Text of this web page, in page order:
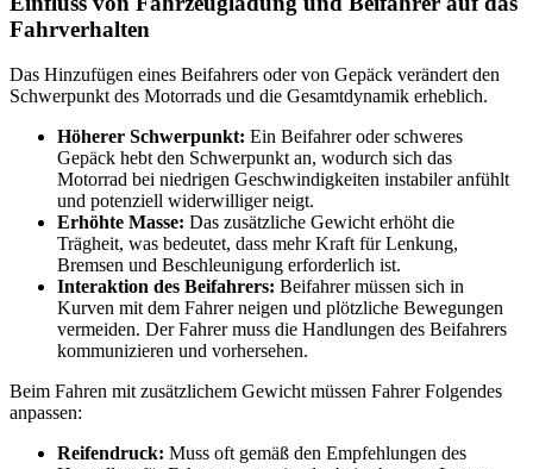
Fahrverhalten
Das Hinzufügen eines Beifahrers oder von Gepäck verändert den
Schwerpunkt des Motorrads und die Gesamtdynamik erheblich.
Höherer Schwerpunkt: Ein Beifahrer oder schweres
Gepäck hebt den Schwerpunkt an, wodurch sich das
Motorrad bei niedrigen Geschwindigkeiten instabiler anfühlt
und potenziell widerwilliger neigt.
Erhöhte Masse: Das zusätzliche Gewicht erhöht die
Trägheit, was bedeutet, dass mehr Kraft für Lenkung,
Bremsen und Beschleunigung erforderlich ist.
Interaktion des Beifahrers: Beifahrer müssen sich in
Kurven mit dem Fahrer neigen und plötzliche Bewegungen
vermeiden. Der Fahrer muss die Handlungen des Beifahrers
kommunizieren und vorhersehen.
Beim Fahren mit zusätzlichem Gewicht müssen Fahrer Folgendes
anpassen:
Reifendruck: Muss oft gemäß den Empfehlungen des